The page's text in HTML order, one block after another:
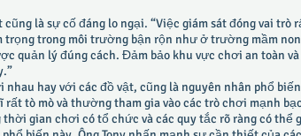
là sự cố đáng lo ngại. “Việc giám sát đóng vai trò
trong môi trường bận rộn như ở trường mầm
quản lý đúng cách. Đảm bảo khu vực chơi an toàn
nhau hay với các đồ vật, cũng là nguyên nhân phổ
rất tò mò và thường tham gia vào các trò chơi mạnh
gian chơi có tổ chức và các quy tắc rõ ràng có thể